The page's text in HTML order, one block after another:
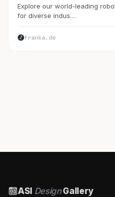
Explore our world-leading
for diverse indus…
franka.de
ASI DesignGallery